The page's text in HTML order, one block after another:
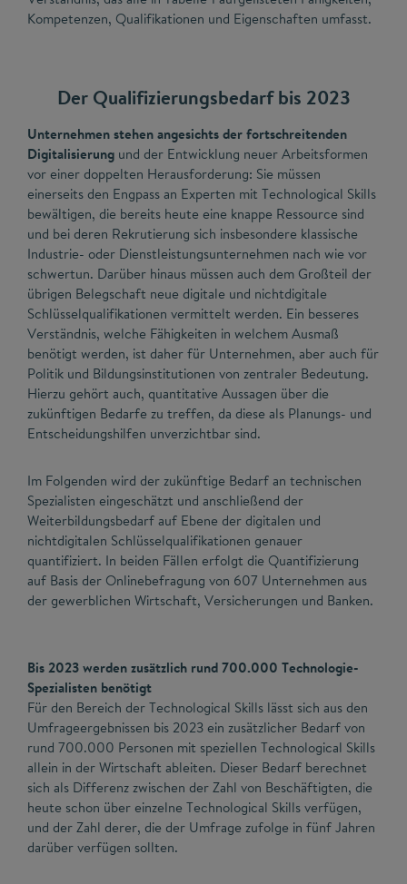
Kompetenzen, Qualifikationen und Eigenschaften umfasst.
Der Qualifizierungsbedarf bis 2023
Unternehmen stehen angesichts der fortschreitenden
Digitalisierung und der Entwicklung neuer Arbeitsformen
vor einer doppelten Herausforderung: Sie müssen
einerseits den Engpass an Experten mit Technological Skills
bewältigen, die bereits heute eine knappe Ressource sind
und bei deren Rekrutierung sich insbesondere klassische
Industrie- oder Dienstleistungsunternehmen nach wie vor
schwertun. Darüber hinaus müssen auch dem Großteil der
übrigen Belegschaft neue digitale und nichtdigitale
Schlüsselqualifikationen vermittelt werden. Ein besseres
Verständnis, welche Fähigkeiten in welchem Ausmaß
benötigt werden, ist daher für Unternehmen, aber auch für
Politik und Bildungsinstitutionen von zentraler Bedeutung.
Hierzu gehört auch, quantitative Aussagen über die
zukünftigen Bedarfe zu treffen, da diese als Planungs- und
Entscheidungshilfen unverzichtbar sind.
Im Folgenden wird der zukünftige Bedarf an technischen
Spezialisten eingeschätzt und anschließend der
Weiterbildungsbedarf auf Ebene der digitalen und
nichtdigitalen Schlüsselqualifikationen genauer
quantifiziert. In beiden Fällen erfolgt die Quantifizierung
auf Basis der Onlinebefragung von 607 Unternehmen aus
der gewerblichen Wirtschaft, Versicherungen und Banken.
Bis 2023 werden zusätzlich rund 700.000 Technologie-
Spezialisten benötigt
Für den Bereich der Technological Skills lässt sich aus den
Umfrageergebnissen bis 2023 ein zusätzlicher Bedarf von
rund 700.000 Personen mit speziellen Technological Skills
allein in der Wirtschaft ableiten. Dieser Bedarf berechnet
sich als Differenz zwischen der Zahl von Beschäftigten, die
heute schon über einzelne Technological Skills verfügen,
und der Zahl derer, die der Umfrage zufolge in fünf Jahren
darüber verfügen sollten.